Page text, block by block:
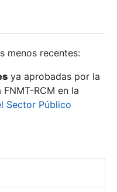
menos recentes:
ya aprobadas por la
RCM en la
Sector Público